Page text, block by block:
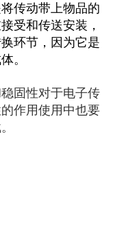
将传动带上物品的
和传送安装，
节，因为它是
。
固性对于电子传
作用使用中也要